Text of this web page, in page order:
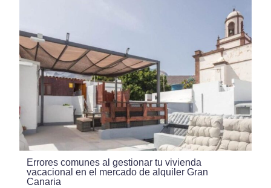
Errores comunes al gestionar tu vivienda
vacacional en el mercado de alquiler Gran
Canaria